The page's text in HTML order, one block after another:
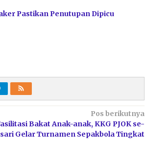
Pastikan Penutupan Dipicu
Pos berikutnya
Bakat Anak-anak, KKG PJOK se-
Gelar Turnamen Sepakbola Tingkat